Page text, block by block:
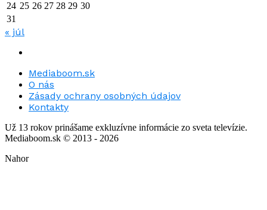
24 25 26 27 28 29 30
31
« júl
Mediaboom.sk
O nás
Zásady ochrany osobných údajov
Kontakty
Už 13 rokov prinášame exkluzívne informácie zo sveta televízie.
Mediaboom.sk © 2013 - 2026
Nahor